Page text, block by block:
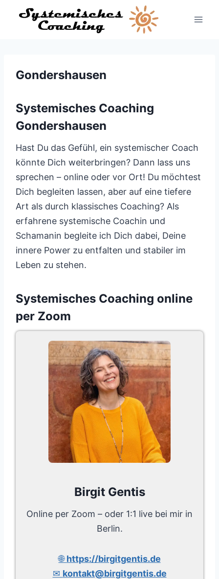
Inhalt
Gondershausen
Systemisches Coaching
Gondershausen
Hast Du das Gefühl, ein systemischer Coach
könnte Dich weiterbringen? Dann lass uns
sprechen – online oder vor Ort! Du möchtest
Dich begleiten lassen, aber auf eine tiefere
Art als durch klassisches Coaching? Als
erfahrene systemische Coachin und
Schamanin begleite ich Dich dabei, Deine
innere Power zu entfalten und stabiler im
Leben zu stehen.
Systemisches Coaching online
per Zoom
Birgit Gentis
Online per Zoom – oder 1:1 live bei mir in
Berlin.
🌐https://birgitgentis.de
✉ kontakt@birgitgentis.de